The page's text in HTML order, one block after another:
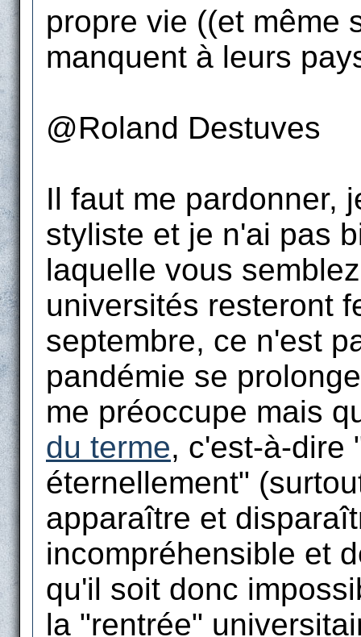
propre vie ((et même
manquent à leurs
@Roland Destuves
Il faut me pardonner,
styliste et je n'ai pas
laquelle vous
universités resteront
septembre, ce n'est
pandémie se
me préoccupe mais
du terme, c'est-à-dire
éternellement"
apparaître et
incompréhensible et
qu'il soit donc
la "rentrée"